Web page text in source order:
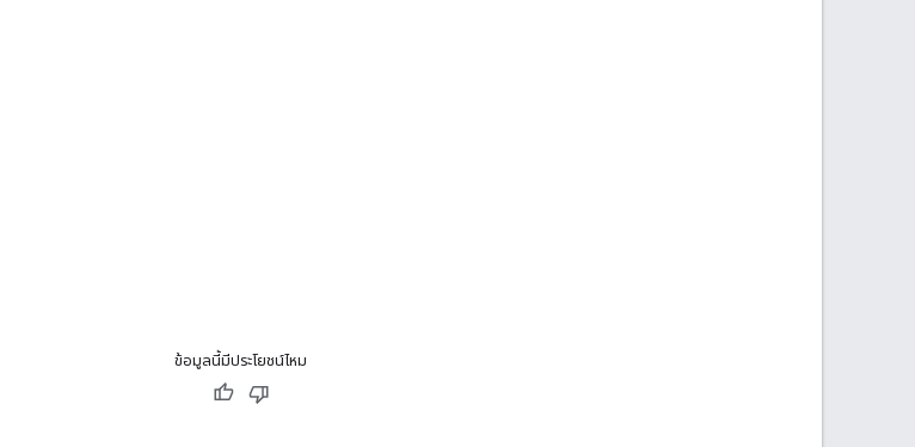
ข้อมูลนี้มีประโยชน์ไหม